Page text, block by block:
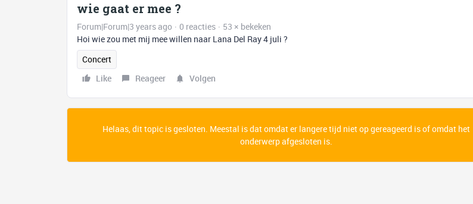
wie gaat er mee ?
Forum|Forum|3 years ago 0 reacties
53 × bekeken
Hoi wie zou met mij mee willen naar Lana Del Ray 4 juli ?
Concert
Like
Reageer Volgen
Helaas, dit topic is gesloten. Meestal is dat omdat er langere tijd niet op gereageerd is of omdat het
onderwerp afgesloten is.